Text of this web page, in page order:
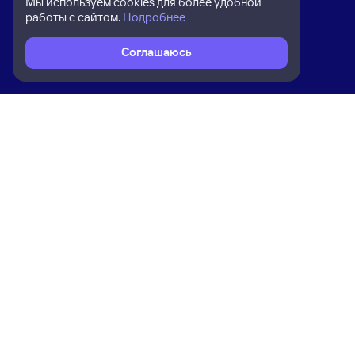
работы с сайтом. Подробнее
Соглашаюсь